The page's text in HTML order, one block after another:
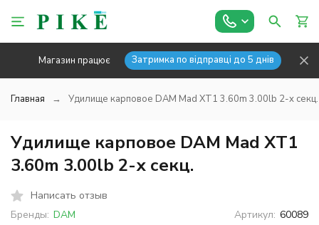
Магазин працює Затримка по відправці до 5 днів
Главная Удилище карповое DAM Mad XT1 3.60m 3.00lb 2-х секц.
Удилище карповое DAM Mad XT1
3.60m 3.00lb 2-х секц.
Написать отзыв
Бренды: DAM Артикул: 60089